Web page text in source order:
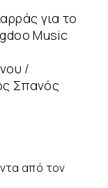
για το
Music
/
Σπανός
από τον